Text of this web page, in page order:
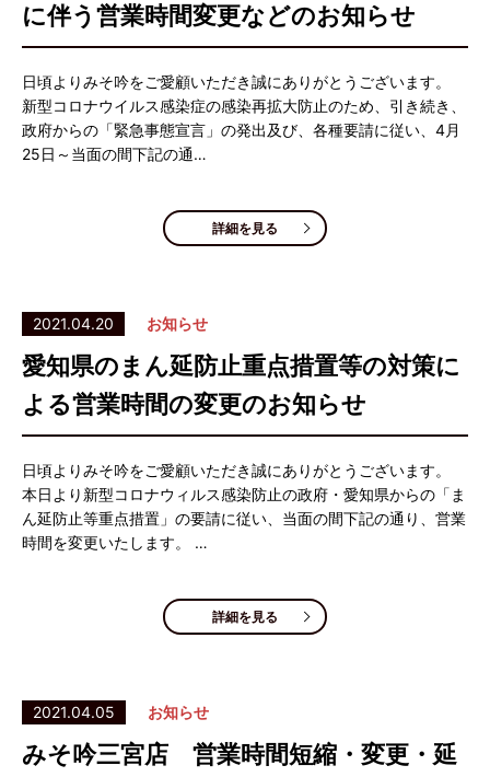
に伴う営業時間変更などのお知らせ
日頃よりみそ吟をご愛顧いただき誠にありがとうございます。
新型コロナウイルス感染症の感染再拡大防止のため、引き続き、
政府からの「緊急事態宣言」の発出及び、各種要請に従い、4月
25日～当面の間下記の通…
詳細を見る
2021.04.20 お知らせ
愛知県のまん延防止重点措置等の対策に
よる営業時間の変更のお知らせ
日頃よりみそ吟をご愛顧いただき誠にありがとうございます。
本日より新型コロナウィルス感染防止の政府・愛知県からの「ま
ん延防止等重点措置」の要請に従い、当面の間下記の通り、営業
時間を変更いたします。 …
詳細を見る
2021.04.05 お知らせ
みそ吟三宮店 営業時間短縮・変更・延